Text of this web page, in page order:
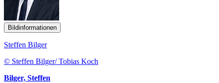
Bildinformationen
Steffen Bilger
© Steffen Bilger/ Tobias Koch
Bilger, Steffen